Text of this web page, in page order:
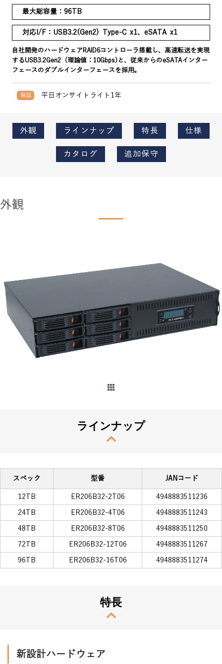
最大総容量：96TB
対応I/F：USB3.2(Gen2) Type-C x1、eSATA x1
自社開発のハードウェアRAID6コントローラ搭載し、高速転送を実現
するUSB3.2Gen2（理論値：10Gbps)と、従来からのeSATAインター
フェースのダブルインターフェースを採用。
保証 平日オンサイトライト1年
外観 ラインナップ 特長 仕様
カタログ 追加保守
外観
ラインナップ
スペック 型番 JANコード
12TB ER206B32-2T06 4948883511236
24TB ER206B32-4T06 4948883511243
48TB ER206B32-8T06 4948883511250
72TB ER206B32-12T06 4948883511267
96TB ER206B32-16T06 4948883511274
特長
新設計ハードウェア